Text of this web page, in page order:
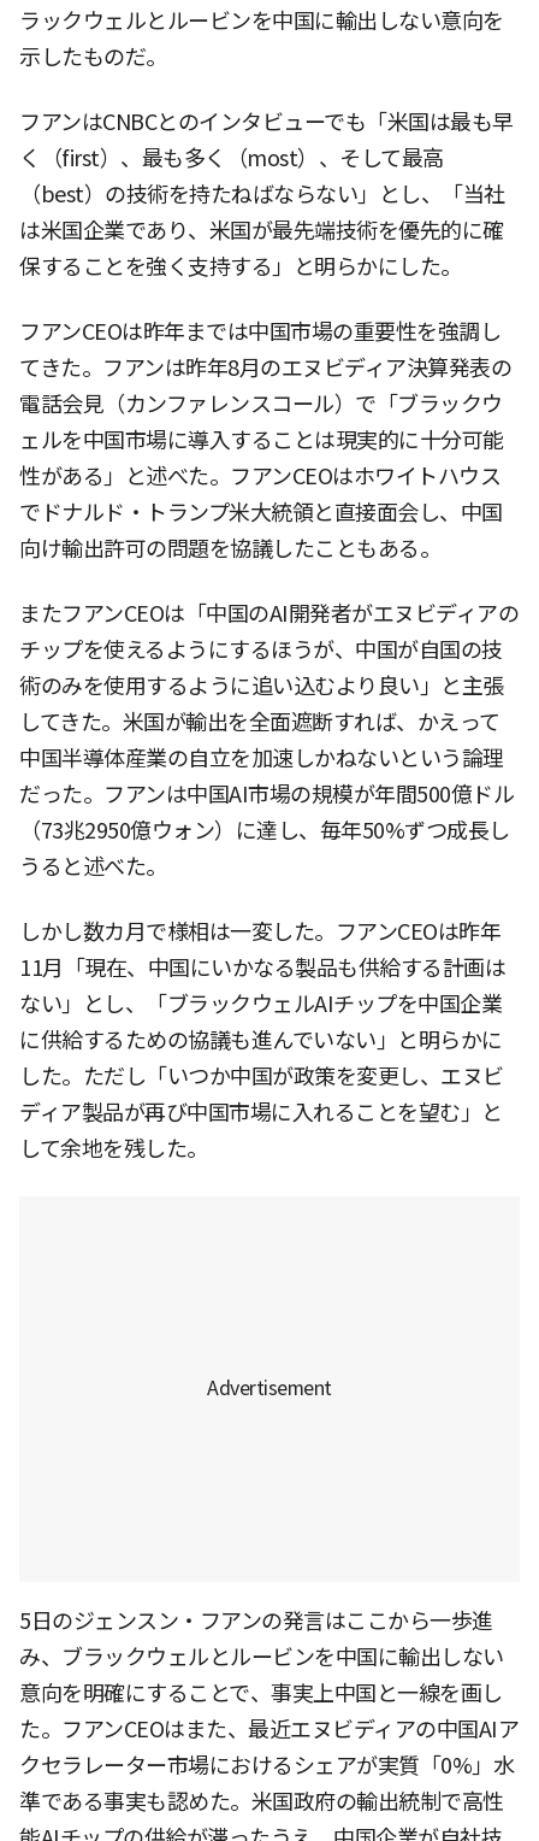
ラックウェルとルービンを中国に輸出しない意向を
示したものだ。
フアンはCNBCとのインタビューでも「米国は最も早
く（first）、最も多く（most）、そして最高
（best）の技術を持たねばならない」とし、「当社
は米国企業であり、米国が最先端技術を優先的に確
保することを強く支持する」と明らかにした。
フアンCEOは昨年までは中国市場の重要性を強調し
てきた。フアンは昨年8月のエヌビディア決算発表の
電話会見（カンファレンスコール）で「ブラックウ
ェルを中国市場に導入することは現実的に十分可能
性がある」と述べた。フアンCEOはホワイトハウス
でドナルド・トランプ米大統領と直接面会し、中国
向け輸出許可の問題を協議したこともある。
またフアンCEOは「中国のAI開発者がエヌビディアの
チップを使えるようにするほうが、中国が自国の技
術のみを使用するように追い込むより良い」と主張
してきた。米国が輸出を全面遮断すれば、かえって
中国半導体産業の自立を加速しかねないという論理
だった。フアンは中国AI市場の規模が年間500億ドル
（73兆2950億ウォン）に達し、毎年50%ずつ成長し
うると述べた。
しかし数カ月で様相は一変した。フアンCEOは昨年
11月「現在、中国にいかなる製品も供給する計画は
ない」とし、「ブラックウェルAIチップを中国企業
に供給するための協議も進んでいない」と明らかに
した。ただし「いつか中国が政策を変更し、エヌビ
ディア製品が再び中国市場に入れることを望む」と
して余地を残した。
5日のジェンスン・フアンの発言はここから一歩進
み、ブラックウェルとルービンを中国に輸出しない
意向を明確にすることで、事実上中国と一線を画し
た。フアンCEOはまた、最近エヌビディアの中国AIア
クセラレーター市場におけるシェアが実質「0%」水
準である事実も認めた。米国政府の輸出統制で高性